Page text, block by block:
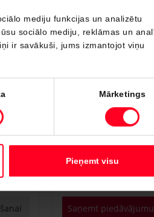
mediju funkcijas un analizētu
sociālo mediju, reklāmas un
ir savākuši, jums izmantojot viņu
Mārketings
Pieņemt visu
#CA86778840
Toyota Yaris
Sākot no € 25
Benzīna hibrīds
Saņemt piedāvājumu